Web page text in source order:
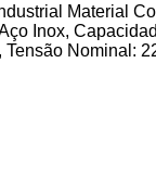
Material
Inox,
Tensão Nominal: